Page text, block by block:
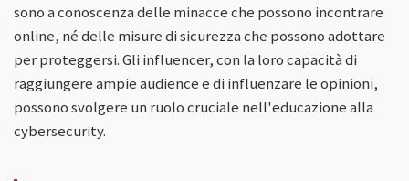
sono a conoscenza delle minacce che possono incontrare
online, né delle misure di sicurezza che possono adottare
per proteggersi. Gli influencer, con la loro capacità di
raggiungere ampie audience e di influenzare le opinioni,
possono svolgere un ruolo cruciale nell'educazione alla
cybersecurity.